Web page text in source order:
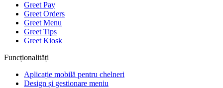
Greet Pay
Greet Orders
Greet Menu
Greet Tips
Greet Kiosk
Funcționalități
Aplicație mobilă pentru chelneri
Design și gestionare meniu